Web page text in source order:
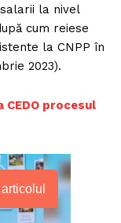
la nivel
cum reiese
la CNPP în
2023).
procesul